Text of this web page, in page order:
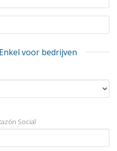
voor bedrijven
Social